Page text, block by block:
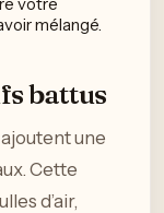
mélangé.
battus
une
Cette
d’air,